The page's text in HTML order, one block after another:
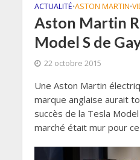
ACTUALITÉ•ASTON MARTIN•
Aston Martin
Model S de
22 octobre 2015
Une Aston Martin
marque anglaise aurait
succès de la Tesla
marché était mur pour